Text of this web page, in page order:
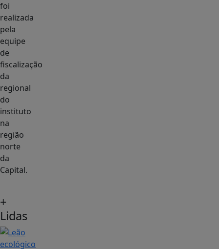
foi
realizada
pela
equipe
de
fiscalização
da
regional
do
instituto
na
região
norte
da
Capital.
+
Lidas